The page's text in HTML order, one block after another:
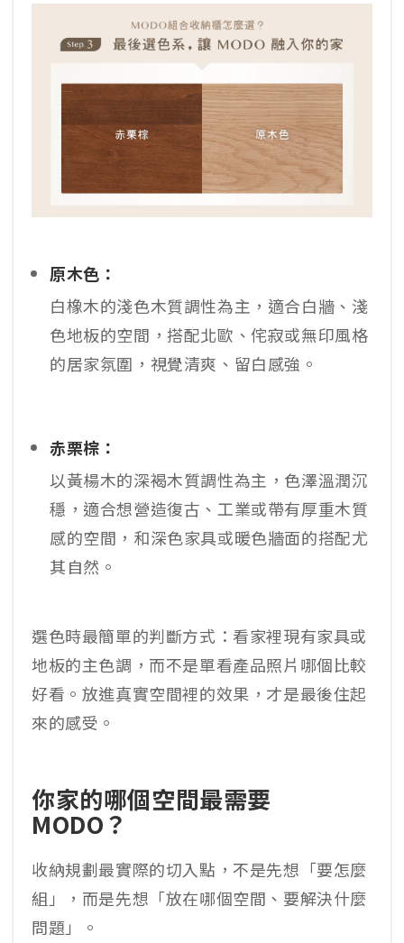
原木色：
白橡木的淺色木質調性為主，適合白牆、淺
色地板的空間，搭配北歐、侘寂或無印風格
的居家氛圍，視覺清爽、留白感強。
赤栗棕：
以黃楊木的深褐木質調性為主，色澤溫潤沉
穩，適合想營造復古、工業或帶有厚重木質
感的空間，和深色家具或暖色牆面的搭配尤
其自然。
選色時最簡單的判斷方式：看家裡現有家具或
地板的主色調，而不是單看產品照片哪個比較
好看。放進真實空間裡的效果，才是最後住起
來的感受。
你家的哪個空間最需要
MODO？
收納規劃最實際的切入點，不是先想「要怎麼
組」，而是先想「放在哪個空間、要解決什麼
問題」。